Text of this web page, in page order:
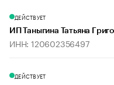
ДЕЙСТВУЕТ
ИП Таныгина Татьяна
ИНН: 120602356497
ДЕЙСТВУЕТ